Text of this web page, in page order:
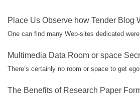
Place Us Observe how Tender Blog
One can find many Web-sites dedicated were
Multimedia Data Room or space
There’s certainly no room or space to get
The Benefits of Research Paper